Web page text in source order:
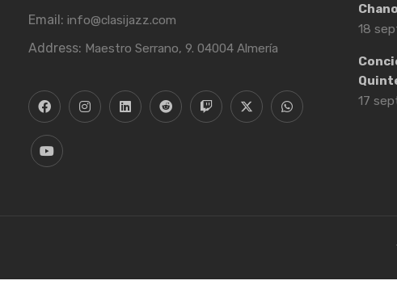
Email: info@clasijazz.com
Address: Maestro Serrano, 9. 04004 Almería
18
17